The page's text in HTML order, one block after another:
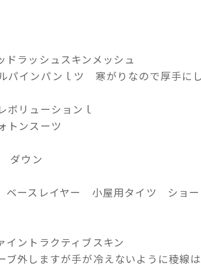
ラッシュスキンメッシュ
パンｌツ 寒がりなので厚手に
ーションｌ
スーツ
ウン
ースレイヤー 小屋用タイツ ショー
ントラクティブスキン
ますが手が冷えないように稜線